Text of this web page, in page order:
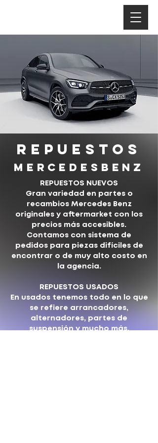
REPUESTOS
MERCEDESBENZ
REPUESTOS NUEVOS
Gran variedad en partes o
recambios Mercedes Benz
originales y aftermarket con los
precios más accesibles.
Contamos con sistema de
pedidos para piezas difíciles de
encontrar o de muy alto costo en
la agencia.
REPUESTOS USADOS
En usados tenemos todo en lo que
se refiere arrancadores,
alternadores, partes de
suspensión y mucho más.